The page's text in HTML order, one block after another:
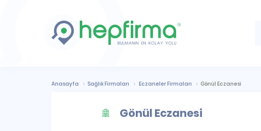
Anasayfa Sağlık Firmaları Eczaneler Firmaları Gönül Eczanesi
Gönül Eczanesi